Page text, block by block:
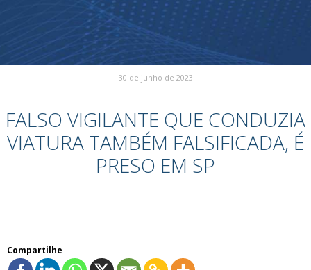
30 de junho de 2023
FALSO VIGILANTE QUE CONDUZIA
VIATURA TAMBÉM FALSIFICADA, É
PRESO EM SP
Compartilhe